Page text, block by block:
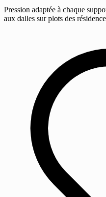
Pression adaptée à chaque
aux dalles sur plots des